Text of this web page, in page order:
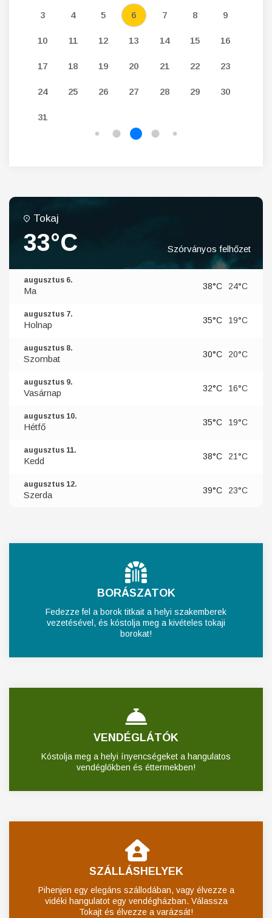
3 4 5 6 7 8 9
10 11 12 13 14 15 16
17 18 19 20 21 22 23
24 25 26 27 28 29 30
31
Tokaj
33°C Szórványos felhőzet
augusztus 6.
Ma 38°C 24°C
augusztus 7.
Holnap 35°C 19°C
augusztus 8.
Szombat 30°C 20°C
augusztus 9.
Vasárnap 32°C 16°C
augusztus 10.
Hétfő 35°C 19°C
augusztus 11.
Kedd 38°C 21°C
augusztus 12.
Szerda 39°C 23°C
BORÁSZATOK
Fedezze fel a borok titkait a helyi szakemberek
vezetésével, és kóstolja meg a kivételes tokaji
borokat!
VENDÉGLÁTÓK
Kóstolja meg a helyi ínyencségeket a hangulatos
vendéglőkben és éttermekben!
SZÁLLÁSHELYEK
Pihenjen egy elegáns szállodában, vagy élvezze a
vidéki hangulatot egy vendégházban. Válassza
Tokajt és élvezze a varázsát!